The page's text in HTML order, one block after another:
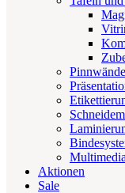
Aktionen
Sale